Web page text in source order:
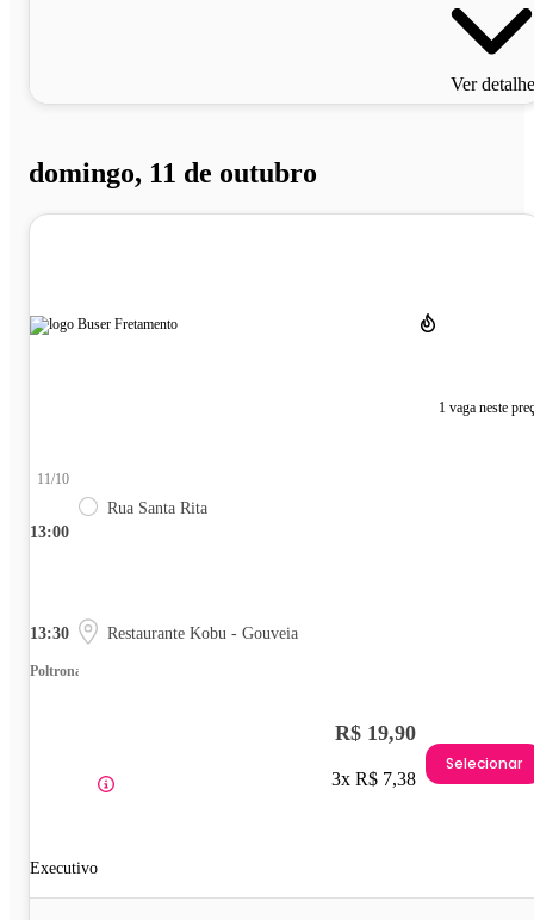
Ver
domingo, 11 de outubro
1 vaga neste
13:00
11/10
Rua Santa Rita
13:30 Restaurante Kobu - Gouveia
Poltrona
Executivo
R$ 19,90
3x R$ 7,38
Selecionar